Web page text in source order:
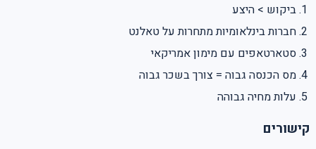
ביקוש > היצע
חברות בינלאומיות מתחרות על טאלנט
סטארטאפים עם מימון אמריקאי
מס הכנסה גבוה = צורך בשכר גבוה
עלות מחיה גבוהה
קישורים